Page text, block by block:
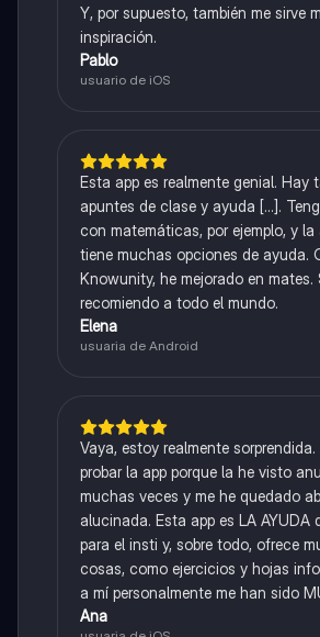
Y, por supuesto, también me sirve
inspiración.
Pablo
usuario de iOS
Esta app es realmente genial. Hay
apuntes de clase y ayuda [...].
con matemáticas, por ejemplo, y
tiene muchas opciones de ayuda.
Knowunity, he mejorado en mates.
recomiendo a todo el mundo.
Elena
usuaria de Android
Vaya, estoy realmente
probar la app porque la he visto
muchas veces y me he quedado
alucinada. Esta app es LA AYUDA
para el insti y, sobre todo, ofrece
cosas, como ejercicios y hojas
a mí personalmente me han sido
Ana